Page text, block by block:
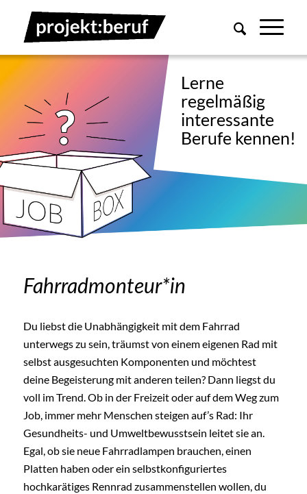
Fahrradmonteur*in
Du liebst die Unabhängigkeit mit dem Fahrrad
unterwegs zu sein, träumst von einem eigenen Rad mit
selbst ausgesuchten Komponenten und möchtest
deine Begeisterung mit anderen teilen? Dann liegst du
voll im Trend. Ob in der Freizeit oder auf dem Weg zum
Job, immer mehr Menschen steigen auf’s Rad: Ihr
Gesundheits- und Umweltbewusstsein leitet sie an.
Egal, ob sie neue Fahrradlampen brauchen, einen
Platten haben oder ein selbstkonfiguriertes
hochkarätiges Rennrad zusammenstellen wollen, du